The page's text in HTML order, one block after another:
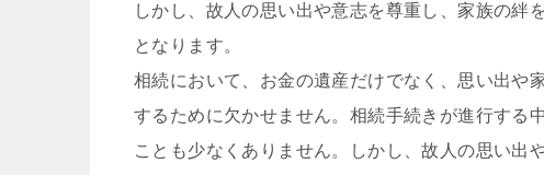
しかし、故人の思い出や意志を尊重し、家族の絆
となります。
相続において、お金の遺産だけでなく、思い出や
するために欠かせません。相続手続きが進行する
ことも少なくありません。しかし、故人の思い出